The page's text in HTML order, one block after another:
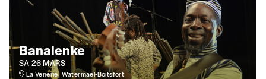
Banalenke
SA 26 MARS
La Vénerie, Watermael-Boitsfort